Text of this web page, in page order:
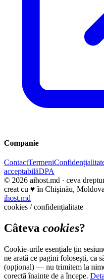
Companie
ContactTermeni
acceptabilăDPA
© 2026 aihost.md · ceva
creat cu ♥ în Chișinău,
ihost.md
cookies / confidențialitate
Câteva cookies?
Cookie-urile esențiale țin
ne arată ce pagini folosești, ca
(opțional) — nu trimitem la
corectă înainte de a începe.